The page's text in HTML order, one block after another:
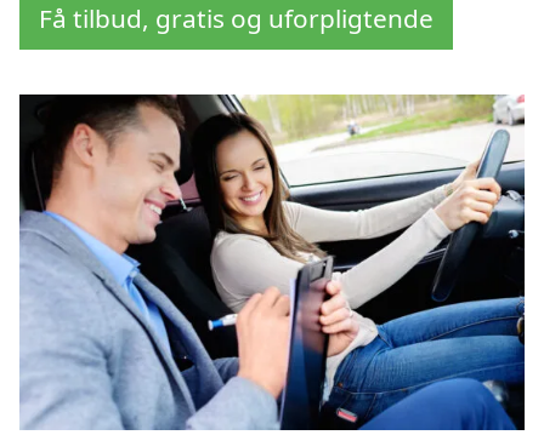
Få tilbud, gratis og uforpligtende